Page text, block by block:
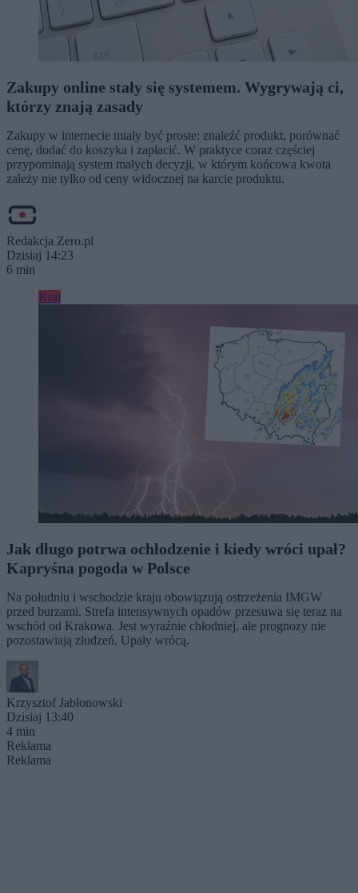
Zakupy online stały się systemem. Wygrywają ci,
którzy znają zasady
Zakupy w internecie miały być proste: znaleźć produkt, porównać
cenę, dodać do koszyka i zapłacić. W praktyce coraz częściej
przypominają system małych decyzji, w którym końcowa kwota
zależy nie tylko od ceny widocznej na karcie produktu.
Redakcja Zero.pl
Dzisiaj 14:23
6 min
Kraj
Jak długo potrwa ochłodzenie i kiedy wróci upał?
Kapryśna pogoda w Polsce
Na południu i wschodzie kraju obowiązują ostrzeżenia IMGW
przed burzami. Strefa intensywnych opadów przesuwa się teraz na
wschód od Krakowa. Jest wyraźnie chłodniej, ale prognozy nie
pozostawiają złudzeń. Upały wrócą.
Krzysztof Jabłonowski
Dzisiaj 13:40
4 min
Reklama
Reklama